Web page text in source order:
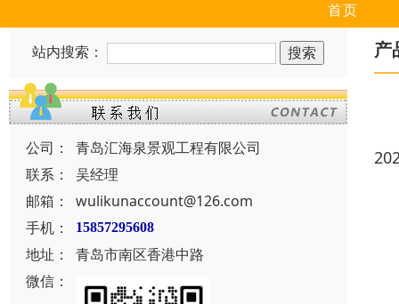
首页
站内搜索：
公司：
青岛汇海泉景观工程有限公司
联系：
吴经理
邮箱：
wulikunaccount@126.com
手机：
15857295608
地址：
青岛市南区香港中路
微信：
产